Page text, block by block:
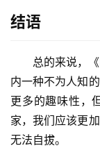
结语
总的来说，
内一种不为人知
更多的趣味性，
家，我们应该更
无法自拔。